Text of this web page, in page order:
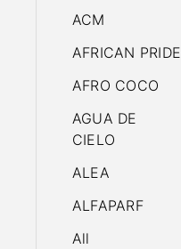
ACM
AFRICAN PRIDE
AFRO COCO
AGUA DE
CIELO
ALEA
ALFAPARF
All